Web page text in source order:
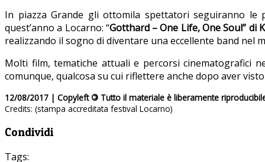
In piazza Grande gli ottomila spettatori seguiranno le
quest’anno a Locarno: “Gotthard – One Life, One Soul” di
realizzando il sogno di diventare una eccellente band nel
Molti film, tematiche attuali e percorsi cinematografici
comunque, qualcosa su cui riflettere anche dopo aver
12/08/2017 | Copyleft © Tutto il materiale è liberamente
Credits: (stampa accreditata festival Locarno)
Condividi
Tags: